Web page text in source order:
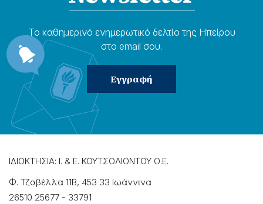
Το καθημερɩνό ενημερωτɩκό δελτίο της Ηπείρου
στο email σου.
ΙΔΙΟΚΤΗΣΙΑ: Ι. & Ε. ΚΟΥΤΣΟΛΙΟΝΤΟΥ Ο.Ε.
Φ. Τζαβέλλα 11Β, 453 33 Ιωάννɩνα
26510 25677 - 33791